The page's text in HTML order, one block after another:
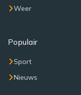
Weer
Populair
Sport
Nieuws